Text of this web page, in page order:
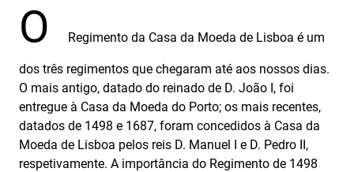
O Regimento da Casa da Moeda de Lisboa é um
dos três regimentos que chegaram até aos nossos dias.
O mais antigo, datado do reinado de D. João I, foi
entregue à Casa da Moeda do Porto; os mais recentes,
datados de 1498 e 1687, foram concedidos à Casa da
Moeda de Lisboa pelos reis D. Manuel I e D. Pedro II,
respetivamente. A importância do Regimento de 1498